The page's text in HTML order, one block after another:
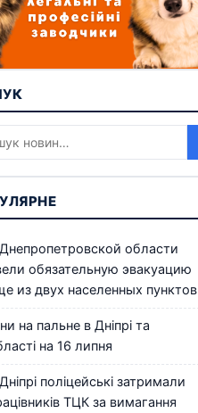
области
обязательную эвакуацию
из двух населенных пунктов
на пальне в Дніпрі та
на 16 липня
поліцейські затримали
ТЦК за вимагання